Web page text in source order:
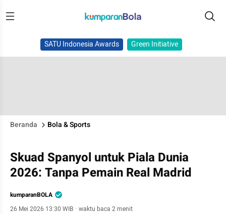
SATU Indonesia Awards Green Initiative
Beranda Bola & Sports
Skuad Spanyol untuk Piala Dunia
2026: Tanpa Pemain Real Madrid
kumparanBOLA
26 Mei 2026 13:30 WIB · waktu baca 2 menit